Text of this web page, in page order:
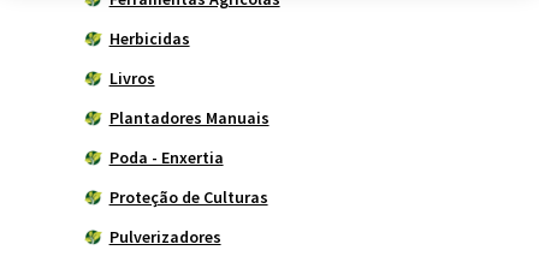
Herbicidas
Livros
Plantadores Manuais
Poda - Enxertia
Proteção de Culturas
Pulverizadores